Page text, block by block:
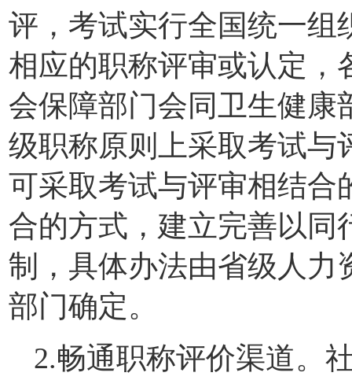
评，考试实行全国统一组
相应的职称评审或认定，
会保障部门会同卫生健康
级职称原则上采取考试与
可采取考试与评审相结合
合的方式，建立完善以同
制，具体办法由省级人力
部门确定。
2.畅通职称评价渠道。